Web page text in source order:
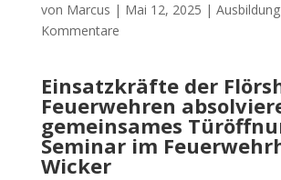
von Marcus | Mai 12, 2025 | Ausbildung
Kommentare
Einsatzkräfte der
Feuerwehren
gemeinsames
Seminar im
Wicker